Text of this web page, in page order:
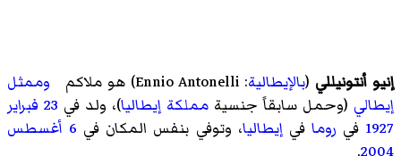
إنيو أنتونيللي (بالإيطالية:
Ennio Antonelli)‏ هو ملاكم وممثل
إيطالي (وحمل سابقاً جنسية مملكة إيطاليا)، ولد في 23 فبراير
1927 في روما فيإيطاليا، وتوفي بنفس المكان في 6 أغسطس
2004
.